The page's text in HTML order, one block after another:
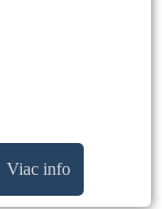
Viac info